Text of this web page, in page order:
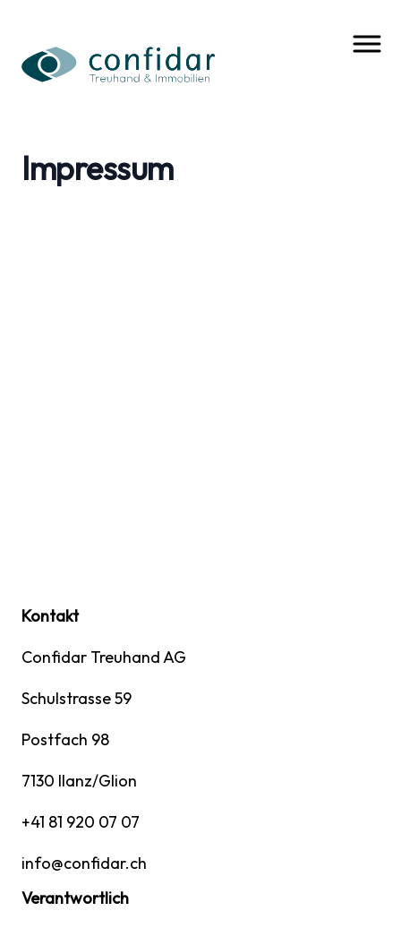
Impressum
Kontakt
Confidar Treuhand AG
Schulstrasse 59
Postfach 98
7130 Ilanz/Glion
+41 81 920 07 07
info@confidar.ch
Verantwortlich